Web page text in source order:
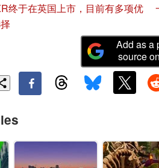
终于在英国上市，目前有多项优
Add as a
source